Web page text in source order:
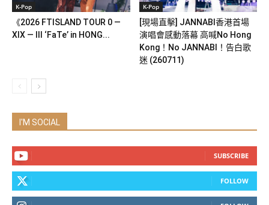
K-Pop
《2026 FTISLAND TOUR 0 —
XIX — III ‘FaTe’ in HONG...
K-Pop
[現場直擊] JANNABI香港首場
演唱會感動落幕 高喊No Hong
Kong！No JANNABI！告白歌
迷 (260711)
I'M SOCIAL
SUBSCRIBE
FOLLOW